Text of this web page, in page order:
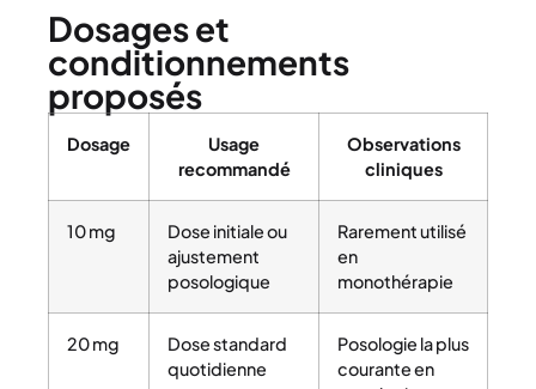
Dosages et
conditionnements
proposés
Dosage
Usage
recommandé
Observations
cliniques
10 mg
Dose initiale ou
ajustement
posologique
Rarement utilisé
en
monothérapie
20 mg
Dose standard
quotidienne
Posologie la plus
courante en